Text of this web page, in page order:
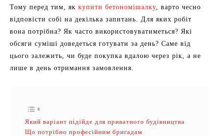
Тому перед тим, як купити бетономішалку, варто чесно
відповісти собі на декілька запитань. Для яких робіт
вона потрібна? Як часто використовуватиметься? Які
обсяги суміші доведеться готувати за день? Саме від
цього залежить, чи буде покупка вдалою через рік, а не
лише в день отримання замовлення.
Який варіант підійде для приватного будівництва
Що потрібно професійним бригадам